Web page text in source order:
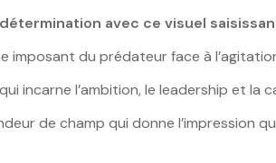
avec ce visuel
imposant du prédateur face à
incarne l’ambition, le leadership et la
de champ qui donne l’impression